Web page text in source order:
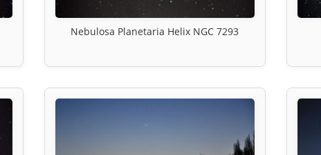
Nebulosa Planetaria Helix NGC 7293